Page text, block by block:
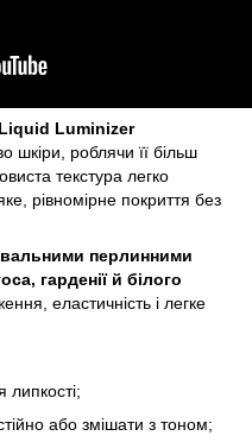
Luminizer
шкіри, роблячи її більш
текстура легко
рівномірне покриття без
перлинними
гарденії й білого
еластичність і легке
липкості;
або змішати з тоном;